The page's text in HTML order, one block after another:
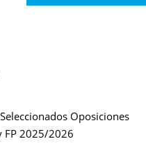
Oposiciones
FP 2025/2026